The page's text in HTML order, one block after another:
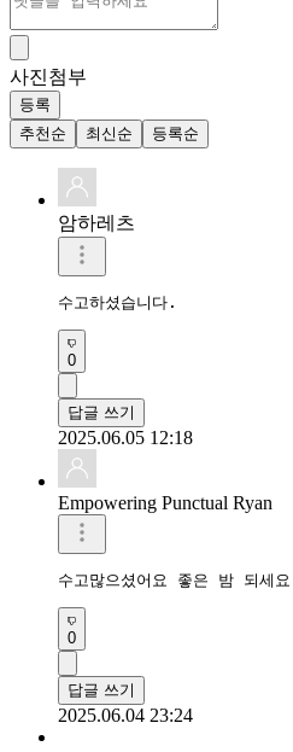
사진첨부
등록
추천순
최신순 등록순
암하레츠
수고하셨습니다.
0
답글 쓰기
2025.06.05 12:18
Empowering Punctual Ryan
수고많으셨어요 좋은 밤 되세요
0
답글 쓰기
2025.06.04 23:24